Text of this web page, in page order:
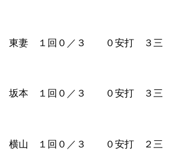
０／３ ０安打 ３三
０／３ ０安打 ３三
／３ ０安打 ２三